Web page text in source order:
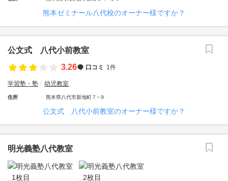
熊本ゼミナール八代校のオーナー様ですか？
公文式 八代小前教室
3.26
口コミ 1件
学習塾・塾 幼児教室
住所 熊本県八代市新地町７−９
公文式 八代小前教室のオーナー様ですか？
明光義塾八代教室